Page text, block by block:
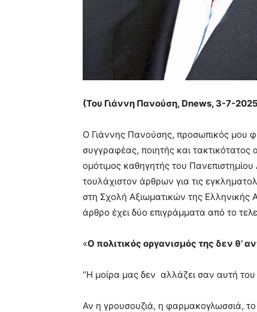
(Του Γιάννη Πανούση, Dnews, 3-7-
O Γιάννης Πανούσης, προσωπικός μου
συγγραφέας, ποιητής και
ομότιμος καθηγητής του
τουλάχιστον άρθρων για τις
στη Σχολή Αξιωματικών της Ελληνικής
άρθρο έχει δύο επιγράμματα από το
«Ο πολιτικός οργανισμός της δεν
‘’Η μοίρα μας δεν αλλάζει σαν αυτή
Αν η γρουσουζιά, η φαρμακογλωσσιά,